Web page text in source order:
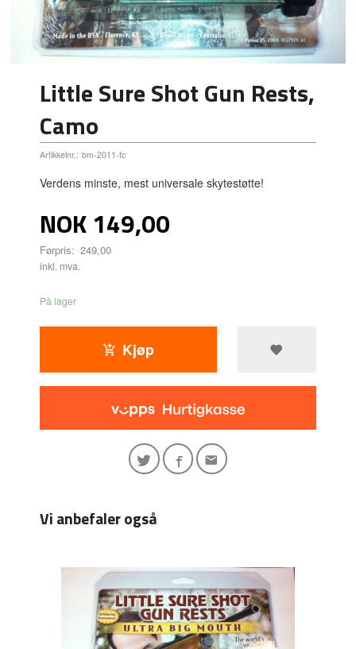
Little Sure Shot Gun Rests,
Camo
Artikkelnr.: bm-2011-fc
Verdens minste, mest universale skytestøtte!
Tilbud
NOK149,00
Førpris: 249,00
inkl. mva.
På lager
Kjøp
Vi anbefaler også